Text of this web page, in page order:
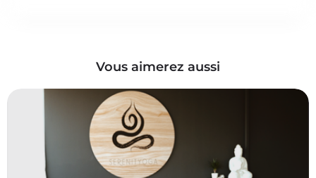
Vous aimerez aussi